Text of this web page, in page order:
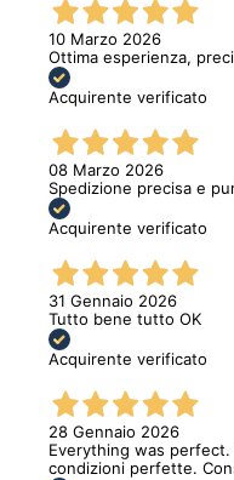
10 Marzo 2026
Ottima esperienza,
Acquirente verificato
08 Marzo 2026
Spedizione precisa e
Acquirente verificato
31 Gennaio 2026
Tutto bene tutto OK
Acquirente verificato
28 Gennaio 2026
Everything was
condizioni perfette.